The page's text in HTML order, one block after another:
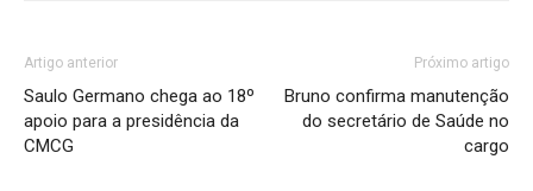
Artigo anterior
Saulo Germano chega ao 18º
apoio para a presidência da
CMCG
Próximo artigo
Bruno confirma manutenção
do secretário de Saúde no
cargo